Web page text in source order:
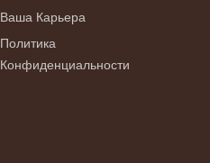
Ваша Карьера
Политика
Конфиденциальности